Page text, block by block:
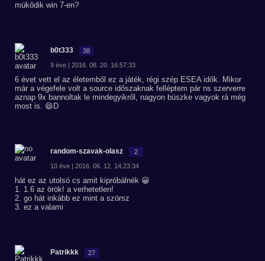
mükődik win 7-en?
b0t333 38
9 éve | 2016. 08. 20. 16:57:33
6 évet vett el az életemből ez a játék, régi szép ESEA idők. Mikor
már a végefele volt a source időszaknak felléptem pár ns szerverre
aznap 9x bannoltak le mindegyikről, nagyon büszke vagyok rá még
most is. 😆D
random-szavak-olasz 2
10 éve | 2016. 06. 12. 14:23:34
hát ez az utolsó cs amit kipróbálnék 😀
1. 1.6 az örök! a verhetetlen!
2. go hát inkább ez mint a szörsz
3. ez a valami
Patrikkk 27